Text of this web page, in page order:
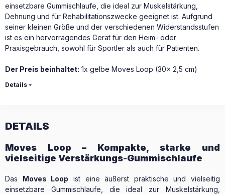
einsetzbare Gummischlaufe, die ideal zur Muskelstärkung,
Dehnung und für Rehabilitationszwecke geeignet ist. Aufgrund
seiner kleinen Größe und der verschiedenen Widerstandsstufen
ist es ein hervorragendes Gerät für den Heim- oder
Praxisgebrauch, sowohl für Sportler als auch für Patienten.
Der Preis beinhaltet: 1x gelbe Moves Loop (30x 2,5 cm)
Details
DETAILS
Moves Loop – Kompakte, starke und
vielseitige Verstärkungs-Gummischlaufe
Das Moves Loop ist eine äußerst praktische und vielseitig
einsetzbare Gummischlaufe, die ideal zur Muskelstärkung,